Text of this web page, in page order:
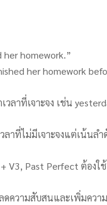
her homework.”
her homework
วลาที่เจาะจง เช่น
ลาที่ไม่มีเจาะจงแต่เน้นล
V3, Past Perfect ต้องใ
ดความสับสนและเพิ่มควา